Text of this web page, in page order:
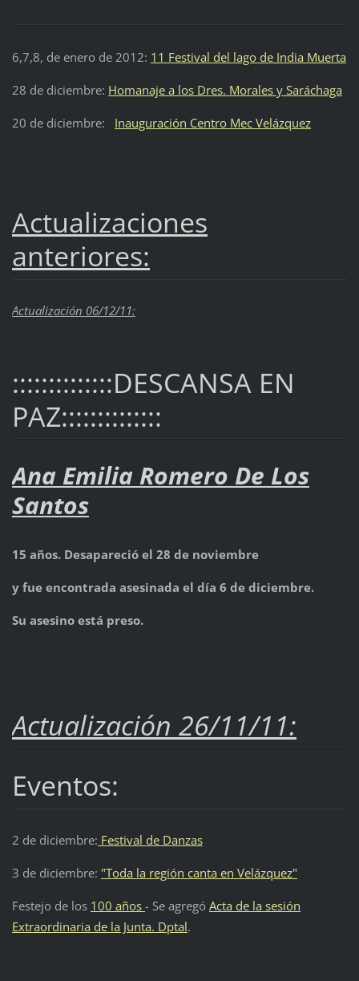
6,7,8, de enero de 2012: 11 Festival del lago de India Muerta
28 de diciembre: Homanaje a los Dres. Morales y Saráchaga
20 de diciembre: Inauguración Centro Mec Velázquez
Actualizaciones
anteriores:
Actualización 06/12/11:
::::::::::::::DESCANSA EN
PAZ::::::::::::::
Ana Emilia Romero De Los
Santos
15 años. Desapareció el 28 de noviembre
y fue encontrada asesinada el día 6 de diciembre.
Su asesino está preso.
Actualización 26/11/11:
Eventos:
2 de diciembre: Festival de Danzas
3 de diciembre: "Toda la región canta en Velázquez"
Festejo de los 100 años - Se agregó Acta de la sesión
Extraordinaria de la Junta. Dptal.